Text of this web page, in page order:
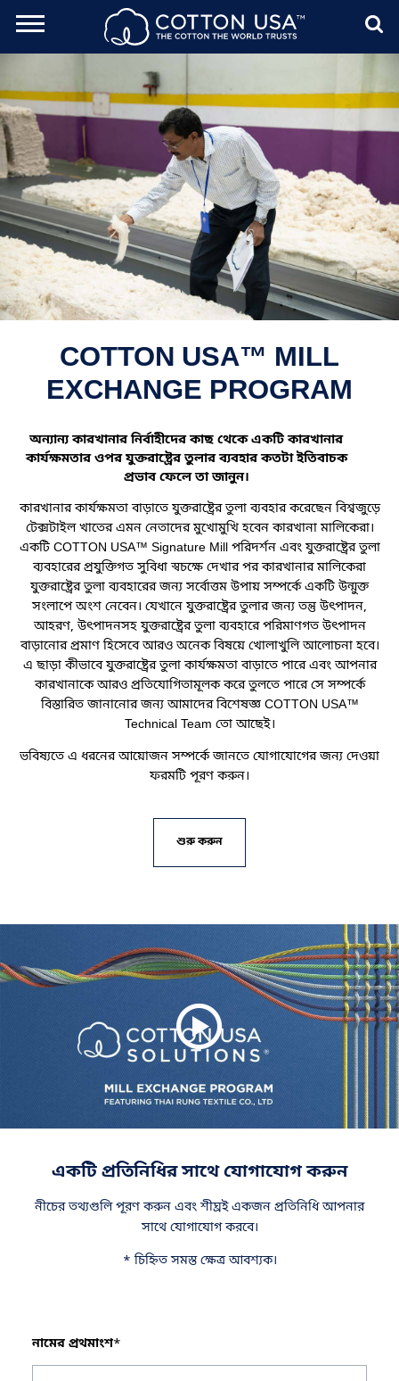
Menu
Toggle
COTTON USA™ MILL
EXCHANGE PROGRAM
অন্যান্য কারখানার নির্বাহীদের কাছ থেকে একটি কারখানার
কার্যক্ষমতার ওপর যুক্তরাষ্ট্রের তুলার ব্যবহার কতটা ইতিবাচক
প্রভাব ফেলে তা জানুন।
কারখানার কার্যক্ষমতা বাড়াতে যুক্তরাষ্ট্রের তুলা ব্যবহার করেছেন বিশ্বজুড়ে
টেক্সটাইল খাতের এমন নেতাদের মুখোমুখি হবেন কারখানা মালিকেরা।
একটি COTTON USA™ Signature Mill পরিদর্শন এবং যুক্তরাষ্ট্রের তুলা
ব্যবহারের প্রযুক্তিগত সুবিধা স্বচক্ষে দেখার পর কারখানার মালিকেরা
যুক্তরাষ্ট্রের তুলা ব্যবহারের জন্য সর্বোত্তম উপায় সম্পর্কে একটি উন্মুক্ত
সংলাপে অংশ নেবেন। যেখানে যুক্তরাষ্ট্রের তুলার জন্য তন্তু উৎপাদন,
আহরণ, উৎপাদনসহ যুক্তরাষ্ট্রের তুলা ব্যবহারে পরিমাণগত উৎপাদন
বাড়ানোর প্রমাণ হিসেবে আরও অনেক বিষয়ে খোলাখুলি আলোচনা হবে।
এ ছাড়া কীভাবে যুক্তরাষ্ট্রের তুলা কার্যক্ষমতা বাড়াতে পারে এবং আপনার
কারখানাকে আরও প্রতিযোগিতামূলক করে তুলতে পারে সে সম্পর্কে
বিস্তারিত জানানোর জন্য আমাদের বিশেষজ্ঞ COTTON USA™
Technical Team তো আছেই।
ভবিষ্যতে এ ধরনের আয়োজন সম্পর্কে জানতে যোগাযোগের জন্য দেওয়া
ফরমটি পূরণ করুন।
শুরু করুন
একটি প্রতিনিধির সাথে যোগাযোগ করুন
নীচের তথ্যগুলি পূরণ করুন এবং শীঘ্রই একজন প্রতিনিধি আপনার
সাথে যোগাযোগ করবে।
* চিহ্নিত সমস্ত ক্ষেত্র আবশ্যক।
নামের প্রথমাংশ*